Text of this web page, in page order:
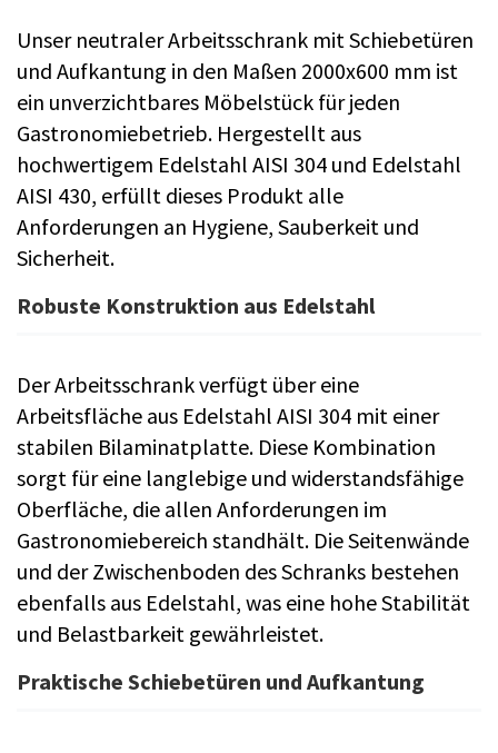
Unser neutraler Arbeitsschrank mit Schiebetüren
und Aufkantung in den Maßen 2000x600 mm ist
ein unverzichtbares Möbelstück für jeden
Gastronomiebetrieb. Hergestellt aus
hochwertigem Edelstahl AISI 304 und Edelstahl
AISI 430, erfüllt dieses Produkt alle
Anforderungen an Hygiene, Sauberkeit und
Sicherheit.
Robuste Konstruktion aus Edelstahl
Der Arbeitsschrank verfügt über eine
Arbeitsfläche aus Edelstahl AISI 304 mit einer
stabilen Bilaminatplatte. Diese Kombination
sorgt für eine langlebige und widerstandsfähige
Oberfläche, die allen Anforderungen im
Gastronomiebereich standhält. Die Seitenwände
und der Zwischenboden des Schranks bestehen
ebenfalls aus Edelstahl, was eine hohe Stabilität
und Belastbarkeit gewährleistet.
Praktische Schiebetüren und Aufkantung